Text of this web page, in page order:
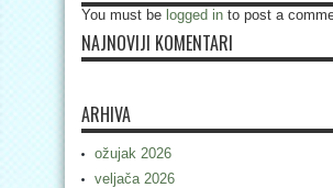
You must be logged in to post a
NAJNOVIJI KOMENTARI
ARHIVA
ožujak 2026
veljača 2026